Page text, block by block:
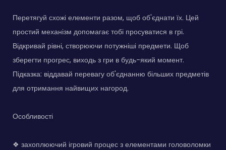
Перетягуй схожі елементи разом, щоб об'єднати їх. Цей
простий механізм допомагає тобі просуватися в грі.
Відкривай рівні, створюючи потужніші предмети. Щоб
зберегти прогрес, виходь з гри в будь-який момент.
Підказка: віддавай перевагу об'єднанню більших предметів
для отримання найвищих нагород.
Особливості
❖ захоплюючий ігровий процес з елементами головоломки